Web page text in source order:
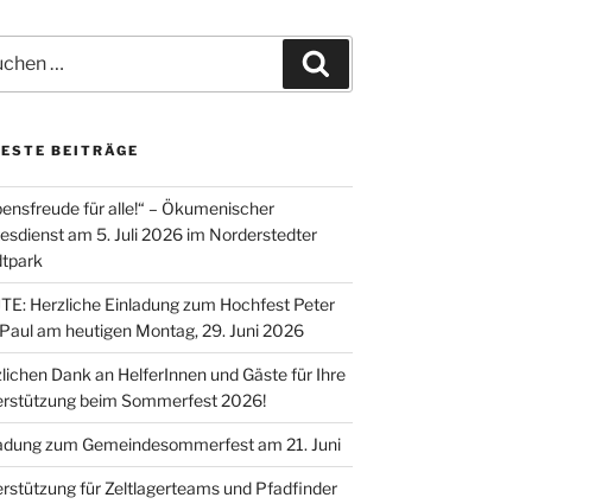
BEITRÄGE
für alle!“ – Ökumenischer
am 5. Juli 2026 im Norderstedter
Herzliche Einladung zum Hochfest Peter
am heutigen Montag, 29. Juni 2026
Dank an HelferInnen und Gäste für Ihre
beim Sommerfest 2026!
zum Gemeindesommerfest am 21. Juni
für Zeltlagerteams und Pfadfinder